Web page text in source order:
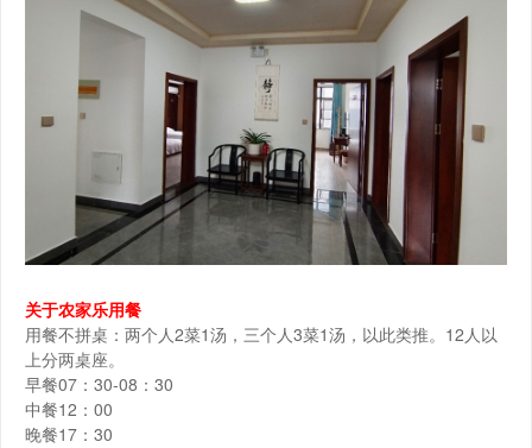
关于农家乐用餐
用餐不拼桌：两个人2菜1汤，三个人3菜1汤，以此类推。12人以
上分两桌座。
早餐07：30-08：30
中餐12：00
晚餐17：30